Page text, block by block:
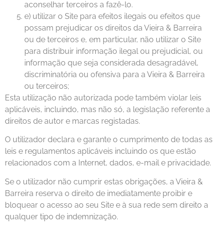
aconselhar terceiros a fazê-lo.
e) utilizar o Site para efeitos ilegais ou efeitos que
possam prejudicar os direitos da Vieira & Barreira
ou de terceiros e, em particular, não utilizar o Site
para distribuir informação ilegal ou prejudicial, ou
informação que seja considerada desagradável,
discriminatória ou ofensiva para a Vieira & Barreira
ou terceiros;
Esta utilização não autorizada pode também violar leis
aplicáveis, incluindo, mas não só, a legislação referente a
direitos de autor e marcas registadas.
O utilizador declara e garante o cumprimento de todas as
leis e regulamentos aplicáveis incluindo os que estão
relacionados com a Internet, dados, e-mail e privacidade.
Se o utilizador não cumprir estas obrigações, a Vieira &
Barreira reserva o direito de imediatamente proibir e
bloquear o acesso ao seu Site e à sua rede sem direito a
qualquer tipo de indemnização.